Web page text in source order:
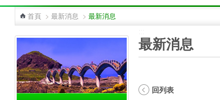
首頁 > 最新消息 > 最新消息
最新消息
回列表